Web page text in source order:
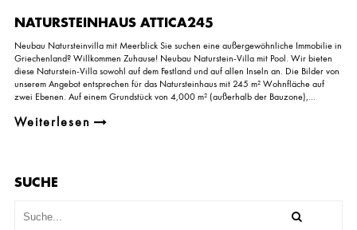
T
R
S
T
E
I
NATURSTEINHAUS ATTICA245
Neubau Natursteinvilla mit Meerblick Sie suchen eine außergewöhnliche Immobilie in
Griechenland? Willkommen Zuhause! Neubau Naturstein-Villa mit Pool. Wir bieten
diese Naturstein-Villa sowohl auf dem Festland und auf allen Inseln an. Die Bilder von
unserem Angebot entsprechen für das Natursteinhaus mit 245 m² Wohnfläche auf
zwei Ebenen. Auf einem Grundstück von 4,000 m² (außerhalb der Bauzone),...
Weiterlesen
SUCHE